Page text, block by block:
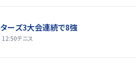
ーズ3大会連続で8強
テニス